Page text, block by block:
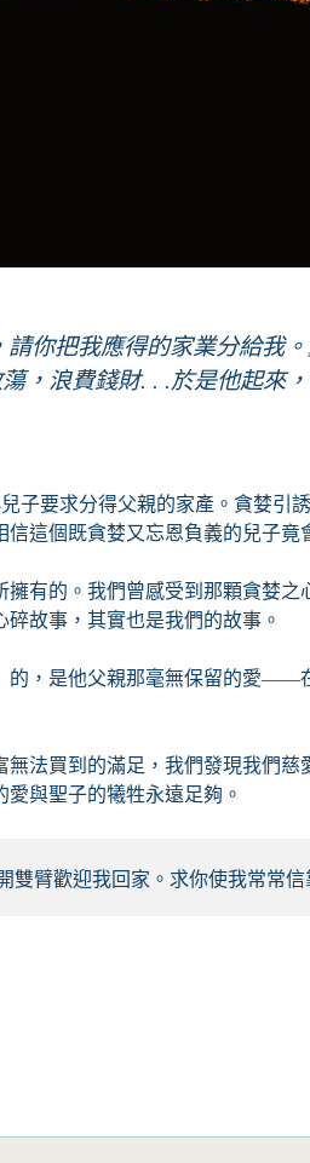
你把我應得的家業分給我
，浪費錢財. . .於是他起來
子要求分得父親的家產。貪婪
這個既貪婪又忘恩負義的兒子竟
有的。我們曾感受到那顆貪婪
故事，其實也是我們的故事。
，是他父親那毫無保留的愛——
法買到的滿足，我們發現我們
與聖子的犧牲永遠足夠。
臂歡迎我回家。求你使我常常